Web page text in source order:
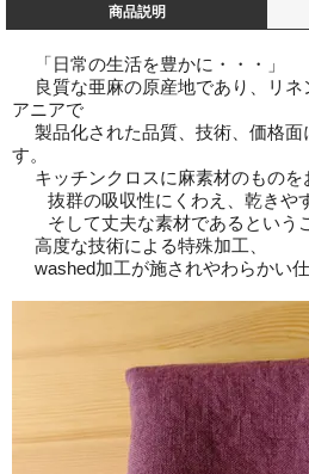
商品説明
「日常の生活を豊かに・・・」
良質な亜麻の原産地であり、リネ
アニアで
製品化された品質、技術、価格面
す。
キッチンクロスに麻素材のものを
抜群の吸収性にくわえ、乾きやす
そして丈夫な素材であるというこ
高度な技術による特殊加工、
washed加工が施されやわらかい